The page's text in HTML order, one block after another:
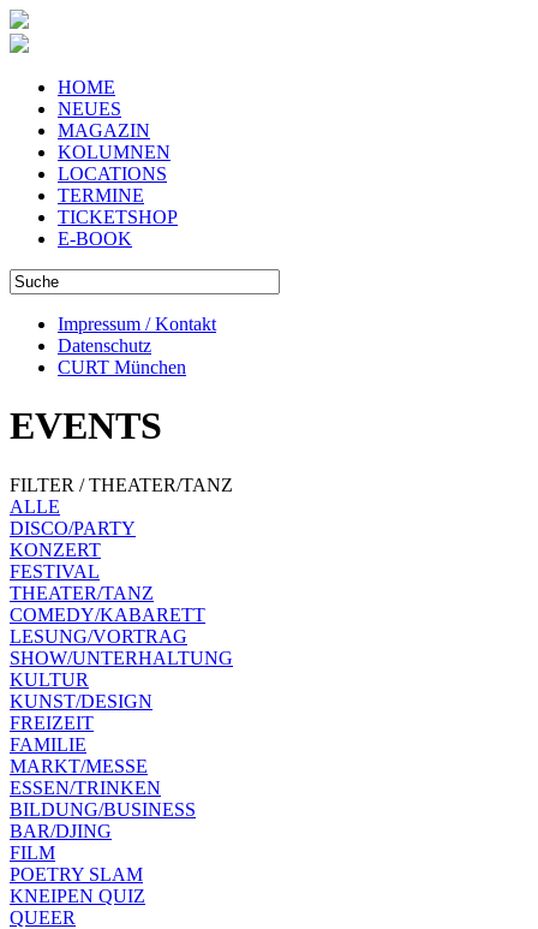
HOME
NEUES
MAGAZIN
KOLUMNEN
LOCATIONS
TERMINE
TICKETSHOP
E-BOOK
Impressum / Kontakt
Datenschutz
CURT München
EVENTS
FILTER / THEATER/TANZ
ALLE
DISCO/PARTY
KONZERT
FESTIVAL
THEATER/TANZ
COMEDY/KABARETT
LESUNG/VORTRAG
SHOW/UNTERHALTUNG
KULTUR
KUNST/DESIGN
FREIZEIT
FAMILIE
MARKT/MESSE
ESSEN/TRINKEN
BILDUNG/BUSINESS
BAR/DJING
FILM
POETRY SLAM
KNEIPEN QUIZ
QUEER